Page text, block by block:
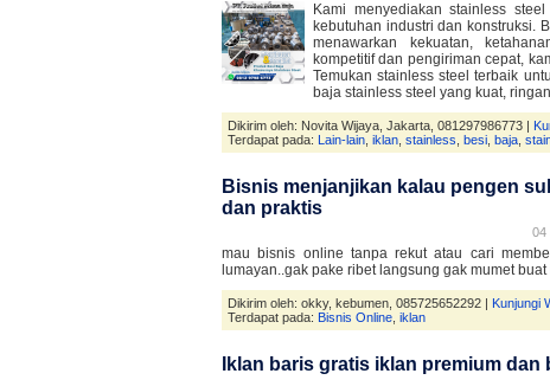
Kami menyediakan stainless
kebutuhan industri dan konstruksi.
menawarkan kekuatan,
kompetitif dan pengiriman cepat,
Temukan stainless steel terbaik
baja stainless steel yang kuat,
Dikirim oleh: Novita Wijaya, Jakarta, 081297986773 |
Terdapat pada: Lain-lain iklan stainless besi baja
Bisnis menjanjikan kalau pengen
dan praktis
04
mau bisnis online tanpa rekut atau cari
lumayan..gak pake ribet langsung gak mumet
Dikirim oleh: okky, kebumen, 085725652292 | Kunjungi
Terdapat pada: Bisnis Online iklan
Iklan baris gratis iklan premium dan